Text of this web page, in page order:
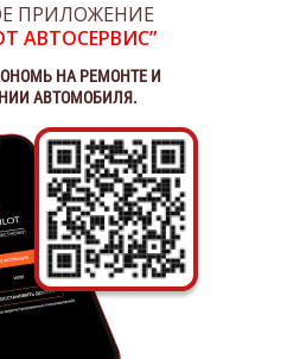
ПРИЛОЖЕНИЕ
АВТОСЕРВИС”
НА РЕМОНТЕ И
АВТОМОБИЛЯ.